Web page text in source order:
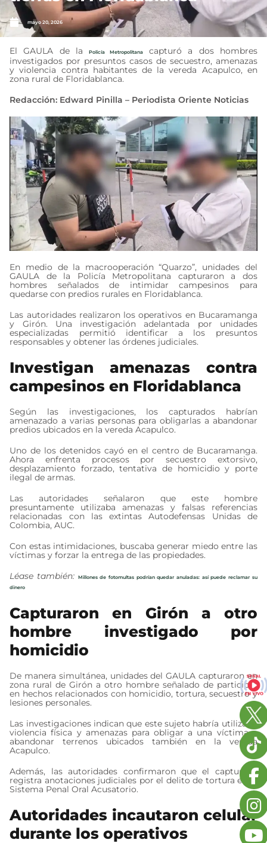
mayo 20, 2026
El GAULA de la Policía Metropolitana
capturó a dos hombres
investigados por presuntos casos de secuestro, amenazas
y violencia contra habitantes de la vereda Acapulco, en
zona rural de Floridablanca.
Redacción: Edward Pinilla – Periodista Oriente Noticias
En medio de la macrooperación “Quarzo”, unidades del
GAULA de la Policía Metropolitana capturaron a dos
hombres señalados de intimidar campesinos para
quedarse con predios rurales en Floridablanca.
Las autoridades realizaron los operativos en Bucaramanga
y Girón. Una investigación adelantada por unidades
especializadas permitió identificar a los presuntos
responsables y obtener las órdenes judiciales.
Investigan amenazas contra
campesinos en Floridablanca
Según las investigaciones, los capturados habrían
amenazado a varias personas para obligarlas a abandonar
predios ubicados en la vereda Acapulco.
Uno de los detenidos cayó en el centro de Bucaramanga.
Ahora enfrenta procesos por secuestro extorsivo,
desplazamiento forzado, tentativa de homicidio y porte
ilegal de armas.
Las autoridades señalaron que este hombre
presuntamente utilizaba amenazas y falsas referencias
relacionadas con las extintas Autodefensas Unidas de
Colombia, AUC.
Con estas intimidaciones, buscaba generar miedo entre las
víctimas y forzar la entrega de las propiedades.
Léase también: Millones de fotomultas podrían quedar anuladas: así puede reclamar su
dinero
Capturaron en Girón a otro
hombre investigado por
homicidio
De manera simultánea, unidades del GAULA capturaron en
zona rural de Girón a otro hombre señalado de participar
en hechos relacionados con homicidio, tortura, secuestro y
lesiones personales.
Las investigaciones indican que este sujeto habría utilizado
violencia física y amenazas para obligar a una víctima a
abandonar terrenos ubicados también en la vereda
Acapulco.
Además, las autoridades confirmaron que el capturado
registra anotaciones judiciales por el delito de tortura en el
Sistema Penal Oral Acusatorio.
Autoridades incautaron celular
durante los operativos